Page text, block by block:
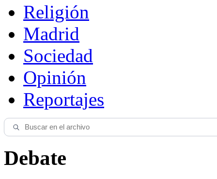
Religión
Madrid
Sociedad
Opinión
Reportajes
Debate